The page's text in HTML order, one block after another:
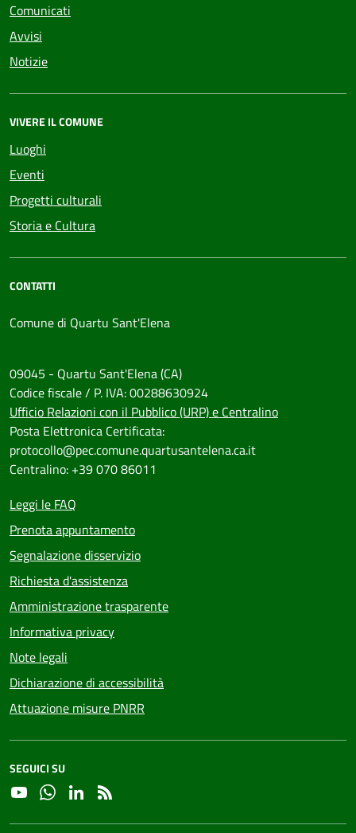
Comunicati
Avvisi
Notizie
VIVERE IL COMUNE
Luoghi
Eventi
Progetti culturali
Storia e Cultura
CONTATTI
Comune di Quartu Sant'Elena
09045 - Quartu Sant'Elena (CA)
Codice fiscale / P. IVA: 00288630924
Ufficio Relazioni con il Pubblico (URP) e Centralino
Posta Elettronica Certificata:
protocollo@pec.comune.quartusantelena.ca.it
Centralino: +39 070 86011
Leggi le FAQ
Prenota appuntamento
Segnalazione disservizio
Richiesta d'assistenza
Amministrazione trasparente
Informativa privacy
Note legali
Dichiarazione di accessibilità
Attuazione misure PNRR
SEGUICI SU
YouTubeWhatsapp
Linkedin